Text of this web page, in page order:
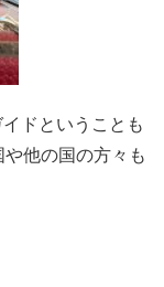
ドということも
他の国の方々も